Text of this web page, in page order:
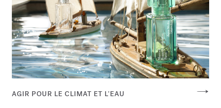
AGIR POUR LE CLIMAT ET L'EAU